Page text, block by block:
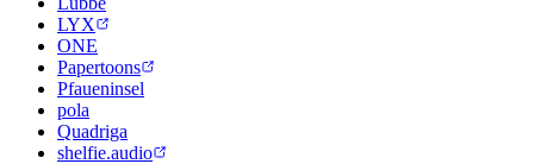
LYX
ONE
Papertoons
Pfaueninsel
pola
Quadriga
shelfie.audio